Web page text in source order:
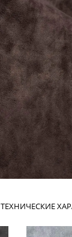
ТЕХНИЧЕСКИЕ